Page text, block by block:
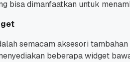
bisa dimanfaatkan untuk
semacam aksesori
beberapa widget